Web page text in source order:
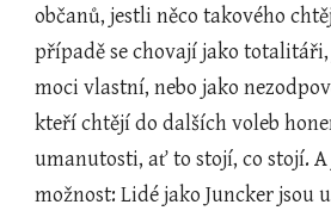
občanů, jestli něco takového
případě se chovají jako
moci vlastní, nebo jako
kteří chtějí do dalších voleb
umanutosti, ať to stojí, co stojí.
možnost: Lidé jako Juncker jsou